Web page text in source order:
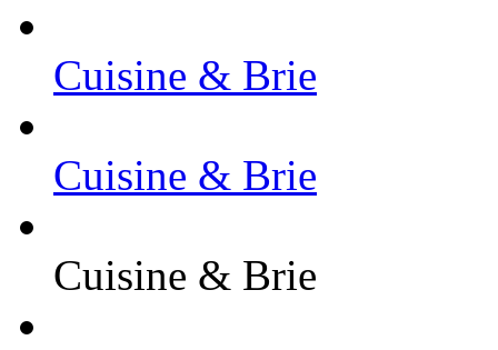
Cuisine & Brie
Cuisine & Brie
Cuisine & Brie